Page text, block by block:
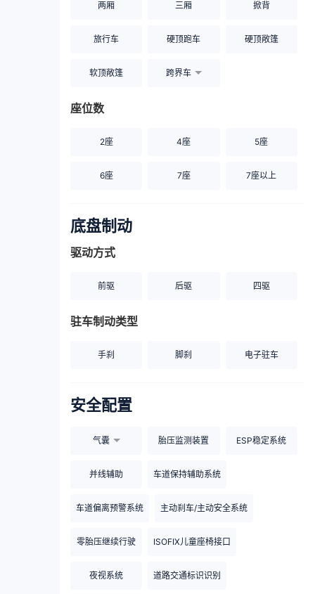
两厢 三厢 掀背
旅行车 硬顶跑车 硬顶敞篷
软顶敞篷 跨界车
座位数
2座 4座 5座
6座 7座 7座以上
底盘制动
驱动方式
前驱 后驱 四驱
驻车制动类型
手刹 脚刹 电子驻车
安全配置
气囊 胎压监测装置 ESP稳定系统
并线辅助 车道保持辅助系统
车道偏离预警系统 主动刹车/主动安全系统
零胎压继续行驶 ISOFIX儿童座椅接口
夜视系统 道路交通标识识别